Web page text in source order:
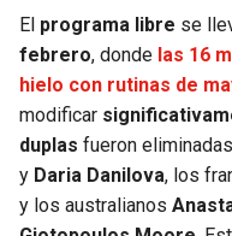
El programa libre se
febrero, donde las 16
hielo con rutinas de
modificar
duplas fueron
y Daria Danilova, los
y los australianos